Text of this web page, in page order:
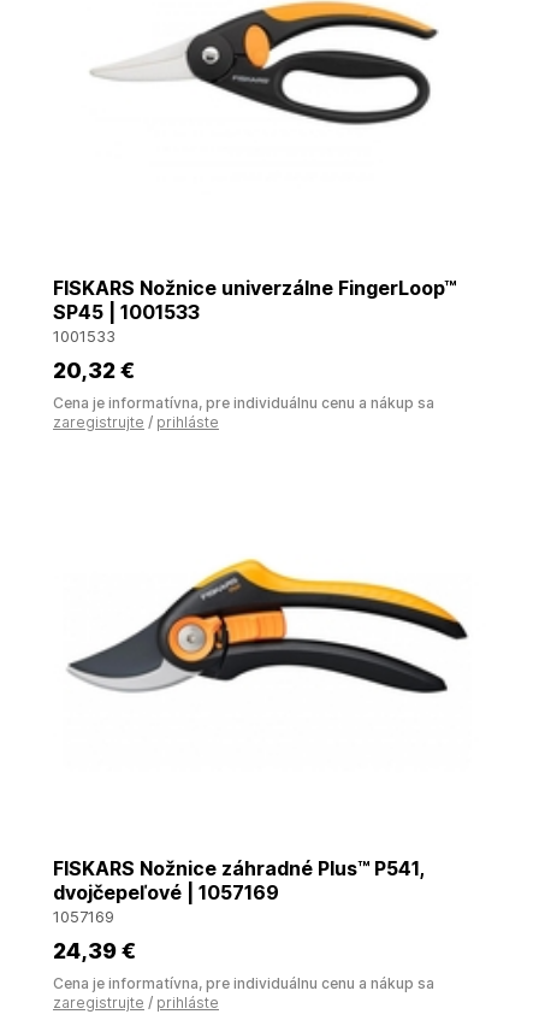
FISKARS Nožnice univerzálne FingerLoop™
SP45 | 1001533
1001533
20,32 €
Cena je informatívna, pre individuálnu cenu a nákup sa
zaregistrujte / prihláste
FISKARS Nožnice záhradné Plus™ P541,
dvojčepeľové | 1057169
1057169
24,39 €
Cena je informatívna, pre individuálnu cenu a nákup sa
zaregistrujte / prihláste